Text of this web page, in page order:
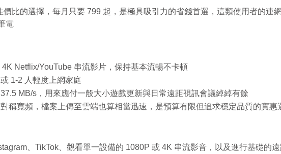
價比的選擇，每月只要 799 起，是極具吸引力的省錢首選，這類使用者的連
電
4K Netflix/YouTube 串流影片，保持基本流暢不卡頓
1-2 人輕度上網家庭
MB/s，用來應付一般大小遊戲更新與日常遠距視訊會議綽綽有餘
稱寬頻，檔案上傳至雲端也算相當迅速，是預算有限但追求穩定品質的實惠
、TikTok、觀看單一設備的 1080P 或 4K 串流影音，以及進行基礎的